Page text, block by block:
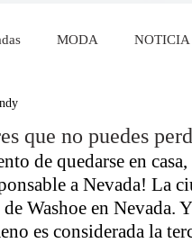
MODA NOTICIA
Y BELLEZA
Baena Q Salvador
que no puedes
de quedarse en
a Nevada! La
Washoe en Nevada.
es considerada la